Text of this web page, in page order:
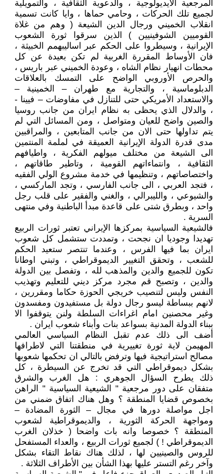
المرجعية الآيديولوجية ، والدعوية الثقافية ، والتمويلية
لجميع تلك الحركات ، وحامي حماها ، وايا كانت تسمية
انقلاب الخميني ورجال الدين الشيعة ( وهم من غلاة
القوميين الشوفينيين ) الذين سرقوا ثورة الشعوب
الإيرانية ، وسيطروا على الحكم عبر اساليبهمم الخبيثة ،
فان الأوساط المقررة الغربية لم تكن بعيدة عن كل
محطات انهيار نظام الشاه ، وعودة الخميني عبر باريس ،
والحرص الأوروبي الواضح على التمسك بالعلاقات
الدبلوماسية ، والتجارية مع طهران – الخمينية –
والاستعداد الأمريكي حتى للتنازل في مفاوضات – فيينا -
، والدلال الذي يحظى به نظام ايران من جانب روسيا
والصين واضح للعيان ومتواصل ، ومن المسائل التي لم
يتم تداولها حتى الان من جانب المتابعين ، والمراقبين
مدى قدرة الدولة الإيرانية العميقة في لملمة المنتمين
الى الشيعة من مختلف ميولهم الفكرية ، واطيافهم
الثقافية ، وانتماءاتهم القومية ، وتاطير طاقاتهم ،
واختصاصاتهم ، وتنظيمها في خدمة مشروع الولي الفقيه
، فتجد العربي ، الى جانب الفارسي ، وتجد الماركسي ،
والشيوعي ، والليبرالي ، والغني والفقير على قلب رجل
واحد ، وبطرق شتى على قاعدة مبدأ الباطنية وفي منتهى
السرية .
فالشيعية السياسية بمركزها الإيراني تعتبر ثورات الربيع
تهديدا وجوديا ان نجحت ، وتمددت ستشمل كل شعوب
ايران بما فيها الفرس ، وعندما تنتصر ستعيد الحكم
للشعب ، وتحقق التغيير الديموقراطي ، وتبني اوطانا
تكون للجميع والدين والمذهب لله ، وتفصل بين الدولة
والدين ، وتصبح قم مجرد مركز ديني للتعليم وتهذيب
النفس وليس لتنصيب خريجي الحوزة حكاما ومقررين ،
لانهم ببساطة ليسو رجال دولة بل مستفيدون ومفسدون
وغير محصنين امام اغراءات السلطة ولنن يتوقفوا الا
ببناء الدولة المدنية بسواعد بنات وأبناء شعوب ايران .
أضف الى ذلك عدم تقبل النظام السياسي العالمي
المهيمن لاية ثورة تغييرية في منطقتنا التي لاطرافها
مصالح استراتيجية فيها وترفض بالتالي ان تحكمها شعوبها
بشكل ديموقراطي التي قد تخرج عن السيطرة ، كل
ذلك يطرح السؤال الجوهري : هل الغرب والشرق
متفقان على دور مرجعية " الشيعية السياسية " الراهن
بخصوص قضايا المنطقة ؟ وهل هناك اتفاق ضمني من
اجل مواصلة دورها في مجال – الثورة المضادة –
ومواجهة الحركة الثورية ، والديموقراطية لشعوب
المنطقة ؟ خصوصا وانه بات واضحا ( خذلان الغرب
الديموقراطي ! ) لجميع ثورات الربيع ، والعداء المستفحل
للروس والصينيين لها ، لذلك هناك نقاط التقاء بشكل
وآخر رغم التستر عليها بهذا الشأن بين الأطراف الثلاثة .